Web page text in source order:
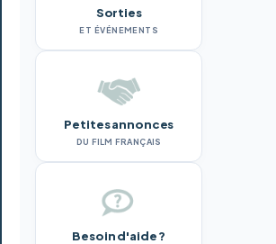
Sorties
ET ÉVÉNEMENTS
Petites annonces
DU FILM FRANÇAIS
Besoin d'aide ?